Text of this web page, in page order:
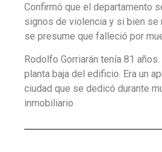
Confirmó que el departamento
signos de violencia y si bien se
se presume que falleció por
Rodolfo Gorriarán tenía 81
planta baja del edificio. Era un
ciudad que se dedicó durante
inmobiliario